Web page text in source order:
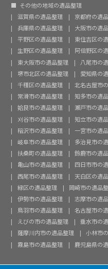
その他の地域の遺品整理
滋賀県の遺品整理
京都府の遺
兵庫県の遺品整理
大阪市の遺
平野区の遺品整理
東住吉区の
生野区の遺品整理
阿倍野区の
東大阪市の遺品整理
八尾市の
堺市北区の遺品整理
愛知県の
千種区の遺品整理
北名古屋市
常滑市の遺品整理
知多市の遺
姶良市の遺品整理
瀬戸市の遺
刈谷市の遺品整理
知立市の遺
稲沢市の遺品整理
一宮市の遺
岐阜市の遺品整理
多治見市の
扶桑町の遺品整理
鈴鹿市の遺
亀山市の遺品整理
四日市市の
西尾市の遺品整理
天白区の遺
緑区の遺品整理
岡崎市の遺品
伊勢市の遺品整理
志摩市の遺
鳥羽市の遺品整理
名古屋市の
えびの市の遺品整理
垂水市の
薩摩川内市の遺品整理
小林市
霧島市の遺品整理
鹿児島県の